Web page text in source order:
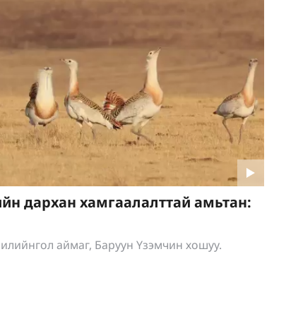
дархан хамгаалалттай амьтан:
аймаг, Баруун Үзэмчин хошуу.